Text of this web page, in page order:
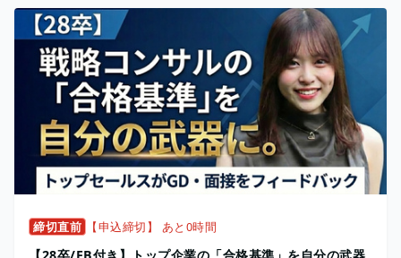
締切直前 【申込締切】 あと0時間